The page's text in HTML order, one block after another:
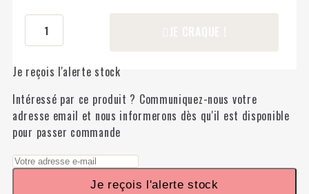
Je reçois l'alerte stock
Intéressé par ce produit ? Communiquez-nous votre
adresse email et nous informerons dès qu'il est disponible
pour passer commande
Je reçois l'alerte stock